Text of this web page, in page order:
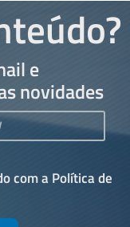
e
novidades
com aPolítica de